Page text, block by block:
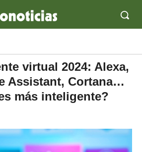
virtual 2024: Alexa,
Assistant, Cortana…
más inteligente?